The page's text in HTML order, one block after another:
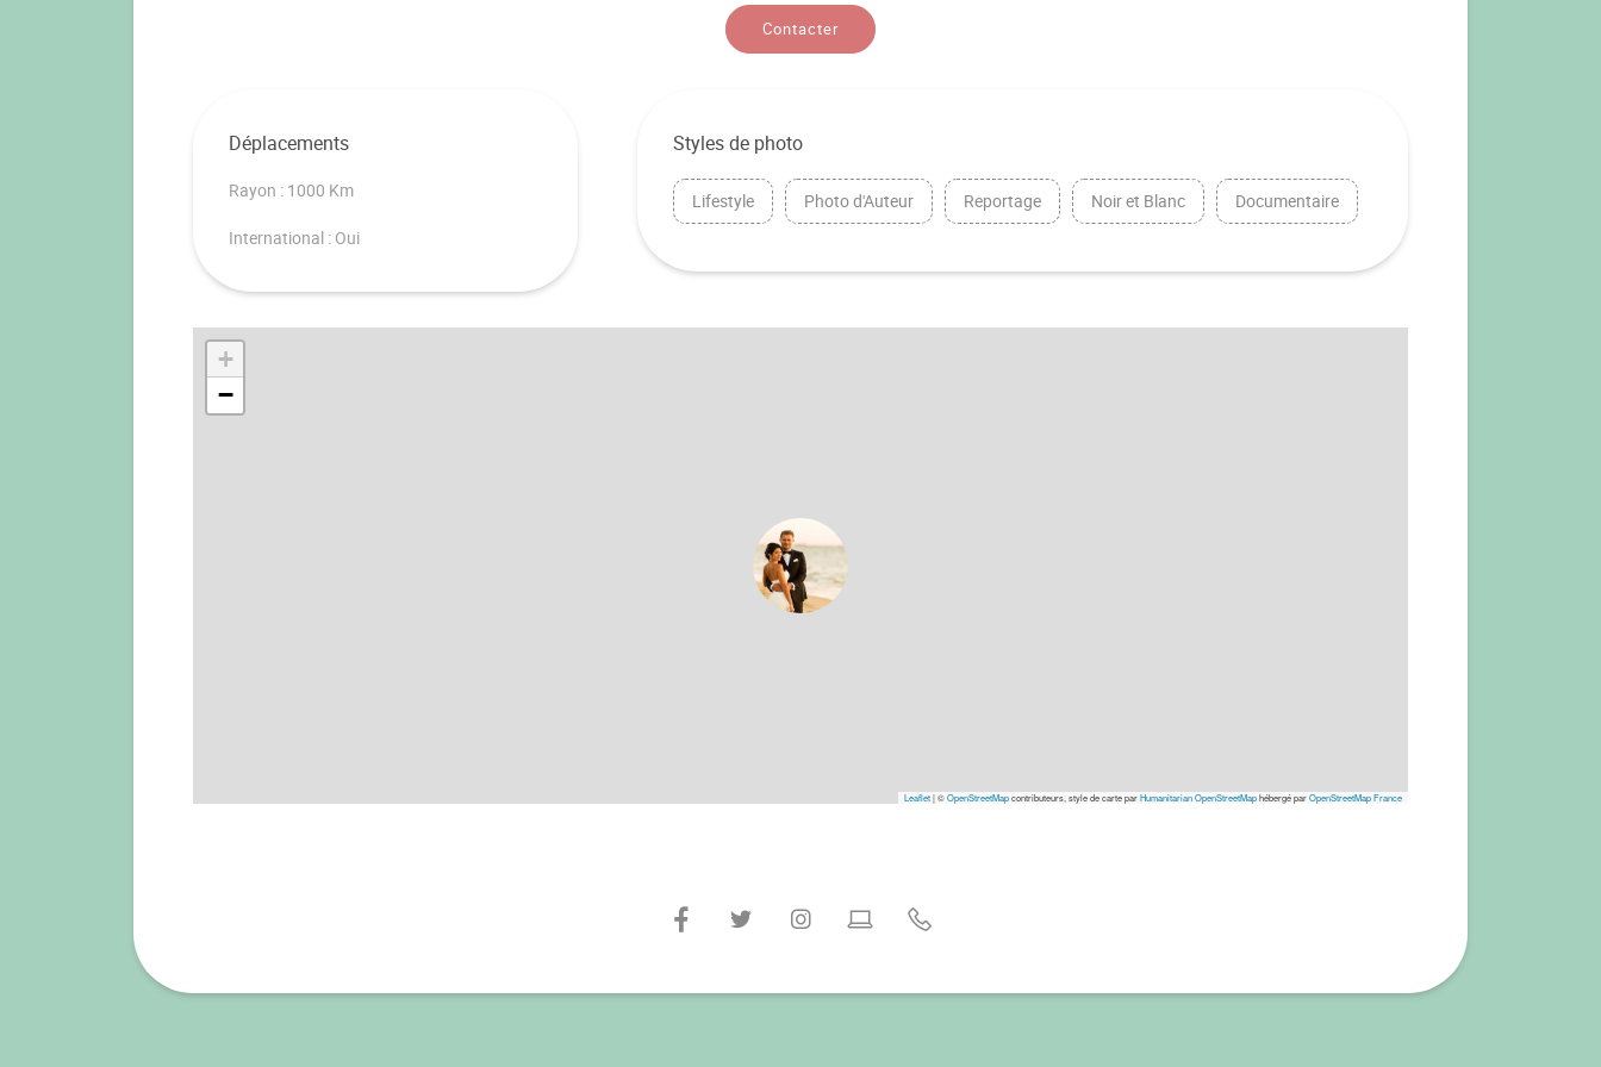
Contacter
Déplacements
Rayon : 1000 Km
International : Oui
Styles de photo
Lifestyle Photo d'Auteur Reportage Noir et Blanc Documentaire
+
−
Leaflet|©OpenStreetMapcontributeurs, style de carte parHumanitarian OpenStreetMaphébergé parOpenStreetMap France